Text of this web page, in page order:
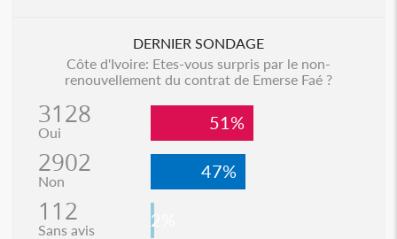
DERNIER SONDAGE
Côte d'Ivoire: Etes-vous surpris par le non-
renouvellement du contrat de Emerse Faé ?
3128
Oui 51%
2902
Non 47%
112
Sans avis 2%